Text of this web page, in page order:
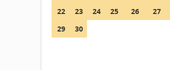
22
23 24 25 26 27
29
30